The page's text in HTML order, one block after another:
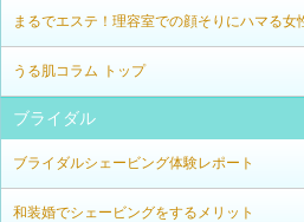
まるでエステ！理容室での顔そりにハマる女
うる肌コラム トップ
ブライダル
ブライダルシェービング体験レポート
和装婚でシェービングをするメリット